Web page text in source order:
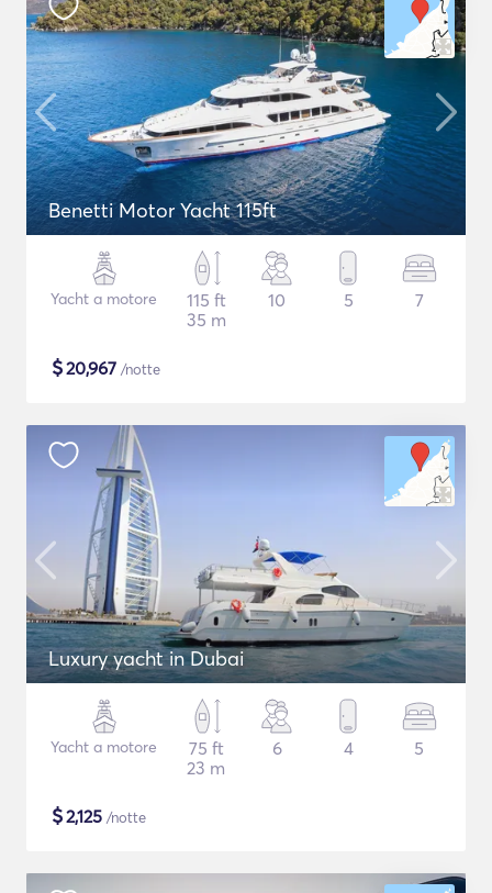
Benetti Motor Yacht 115ft
Yacht a motore
115 ft
35 m
10 5 7
$20,967 /notte
Luxury yacht in Dubai
Yacht a motore
75 ft
23 m
6 4 5
$2,125 /notte